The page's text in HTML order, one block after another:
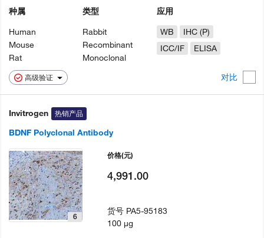
高级验证 对比
种属
Human
Mouse
Rat
类型
Rabbit
Recombinant
Monoclonal
应用
WB
IHC (P)
ICC/IF
ELISA
Invitrogen 热销产品
BDNF Polyclonal Antibody
6
价格(元)
4,991.00
货号 PA5-95183
100 µg